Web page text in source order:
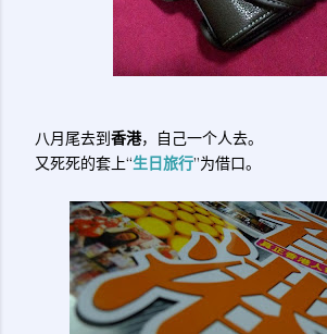
八月尾去到香港，自己一个人去。
又死死的套上“生日旅行”为借口。